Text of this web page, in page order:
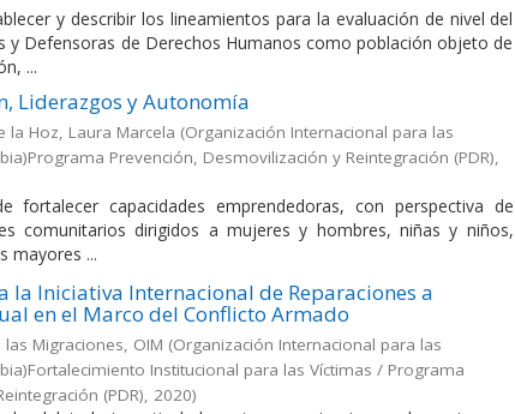
y describir los lineamientos para la evaluación de nivel del
y Defensoras de Derechos Humanos como población objeto de
...
Liderazgos y Autonomía
la Hoz, Laura Marcela (Organización Internacional para las
Prevención, Desmovilización y Reintegración (PDR),
fortalecer capacidades emprendedoras, con perspectiva de
comunitarios dirigidos a mujeres y hombres, niñas y niños,
mayores ...
la Iniciativa Internacional de Reparaciones a
en el Marco del Conflicto Armado
Migraciones, OIM (Organización Internacional para las
Institucional para las Víctimas / Programa
(PDR), 2020)